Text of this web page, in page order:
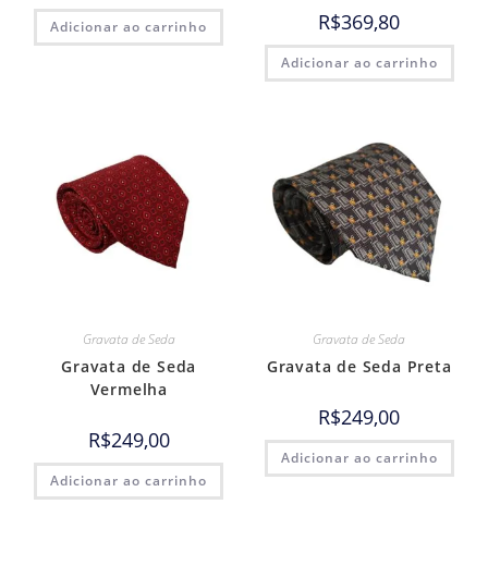
Adicionar ao carrinho R$369,80
Adicionar ao carrinho
Gravata de Seda
Gravata de Seda
Vermelha
R$249,00
Adicionar ao carrinho
Gravata de Seda
Gravata de Seda Preta
R$249,00
Adicionar ao carrinho